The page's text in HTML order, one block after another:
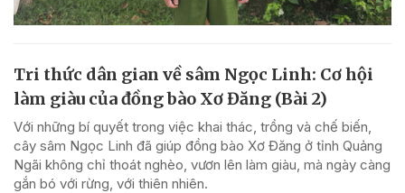
Tri thức dân gian về sâm Ngọc Linh: Cơ hội
làm giàu của đồng bào Xơ Đăng (Bài 2)
Với những bí quyết trong việc khai thác, trồng và chế biến,
cây sâm Ngọc Linh đã giúp đồng bào Xơ Đăng ở tỉnh Quảng
Ngãi không chỉ thoát nghèo, vươn lên làm giàu, mà ngày càng
gắn bó với rừng, với thiên nhiên.